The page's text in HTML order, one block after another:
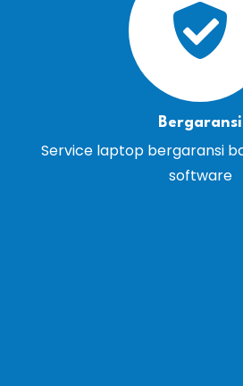
Bergaransi
Service laptop bergaransi
software